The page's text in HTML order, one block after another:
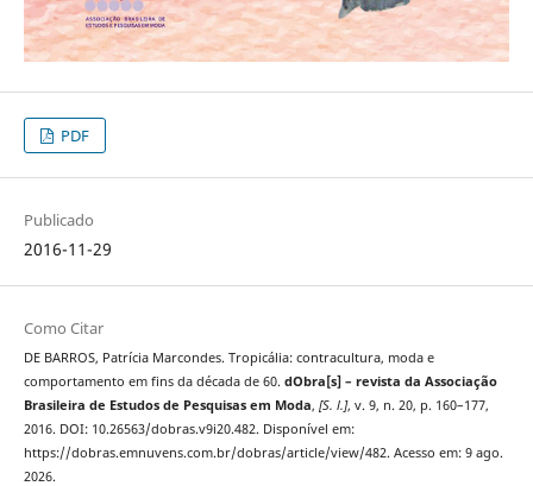
PDF
Publicado
2016-11-29
Como Citar
DE BARROS, Patrícia Marcondes. Tropicália: contracultura, moda e
comportamento em fins da década de 60. dObra[s] – revista da Associação
Brasileira de Estudos de Pesquisas em Moda, [S. l.], v. 9, n. 20, p. 160–177,
2016. DOI: 10.26563/dobras.v9i20.482. Disponível em:
https://dobras.emnuvens.com.br/dobras/article/view/482. Acesso em: 9 ago.
2026.